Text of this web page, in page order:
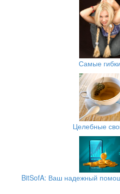
Самые
Целебные
BitSofA: Ваш надежный